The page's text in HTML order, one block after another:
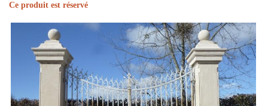
Ce produit est réservé